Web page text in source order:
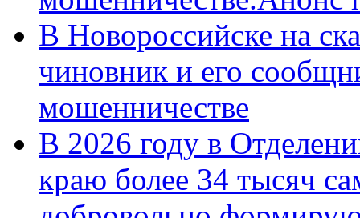
В Новороссийске на
чиновник и его
мошенничестве
В 2026 году в
краю более 34 тысяч